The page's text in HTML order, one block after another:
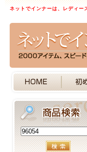
ネットでインナーは、レディー